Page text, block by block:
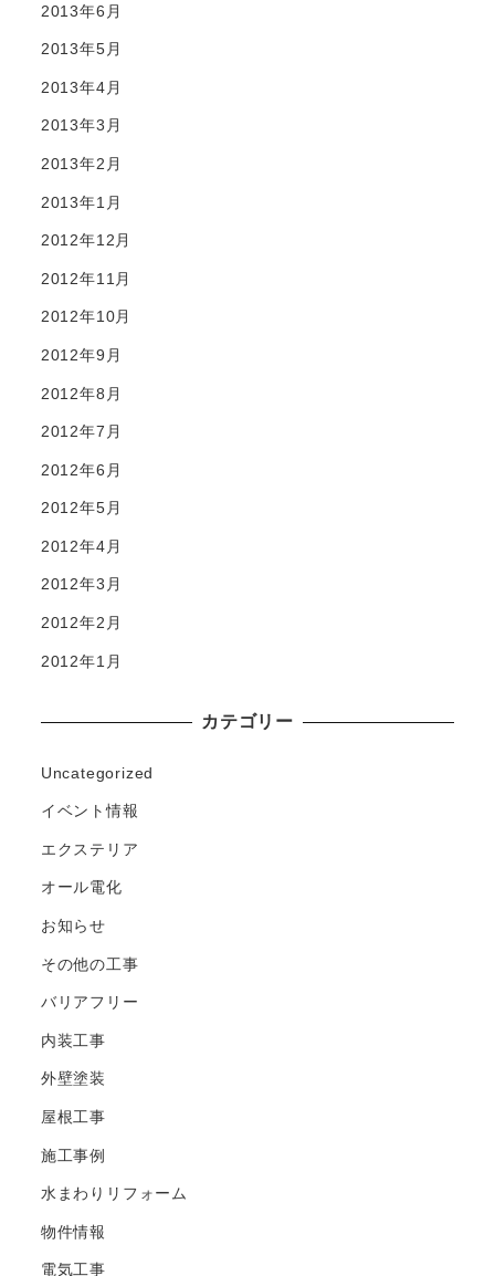
2013年6月
2013年5月
2013年4月
2013年3月
2013年2月
2013年1月
2012年12月
2012年11月
2012年10月
2012年9月
2012年8月
2012年7月
2012年6月
2012年5月
2012年4月
2012年3月
2012年2月
2012年1月
カテゴリー
Uncategorized
イベント情報
エクステリア
オール電化
お知らせ
その他の工事
バリアフリー
内装工事
外壁塗装
屋根工事
施工事例
水まわりリフォーム
物件情報
電気工事